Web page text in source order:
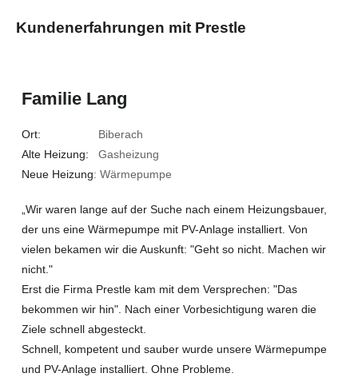
Kundenerfahrungen mit Prestle
Familie Lang
Ort: Biberach
Alte Heizung: Gasheizung
Neue Heizung: Wärmepumpe
„Wir waren lange auf der Suche nach einem Heizungsbauer,
der uns eine Wärmepumpe mit PV-Anlage installiert. Von
vielen bekamen wir die Auskunft: "Geht so nicht. Machen wir
nicht."
Erst die Firma Prestle kam mit dem Versprechen: "Das
bekommen wir hin". Nach einer Vorbesichtigung waren die
Ziele schnell abgesteckt.
Schnell, kompetent und sauber wurde unsere Wärmepumpe
und PV-Anlage installiert. Ohne Probleme.